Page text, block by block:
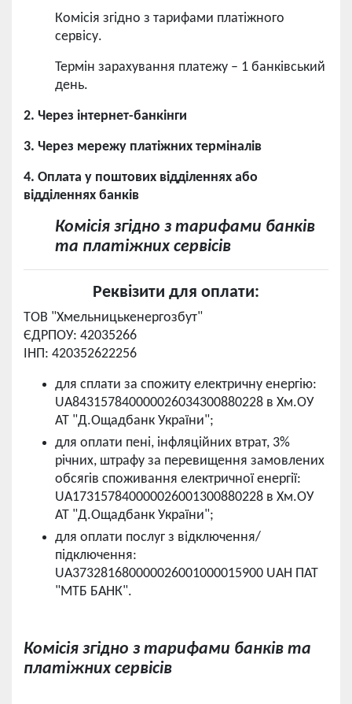
Комісія згідно з тарифами платіжного
сервісу.
Термін зарахування платежу – 1 банківський
день.
2. Через інтернет-банкінги
3. Через мережу платіжних терміналів
4. Оплата у поштових відділеннях або
відділеннях банків
Комісія згідно з тарифами банків
та платіжних сервісів
Реквізити для оплати:
ТОВ "Хмельницькенергозбут"
ЄДРПОУ: 42035266
ІНП: 420352622256
для сплати за спожиту електричну енергію:
UA843157840000026034300880228 в Хм.ОУ
АТ "Д.Ощадбанк України";
для оплати пені, інфляційних втрат, 3%
річних, штрафу за перевищення замовлених
обсягів споживання електричної енергії:
UA173157840000026001300880228 в Хм.ОУ
АТ "Д.Ощадбанк України";
для оплати послуг з відключення/
підключення:
UA373281680000026001000015900 UAH ПАТ
"МТБ БАНК".
Комісія згідно з тарифами банків та
платіжних сервісів